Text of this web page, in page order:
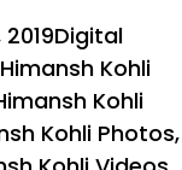
Author
Digital
Himansh Kohli
Kohli
Kohli Photos,